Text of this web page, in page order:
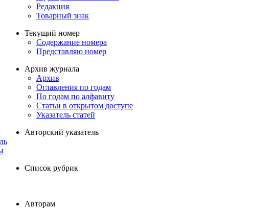
Редакция
Товарный знак
Текущий номер
Содержание номера
Представляю номер
Архив журнала
Архив
Оглавления по годам
По годам по алфавиту
Статьи в открытом доступе
Указатель статей
Авторский указатель
Список рубрик
Авторам